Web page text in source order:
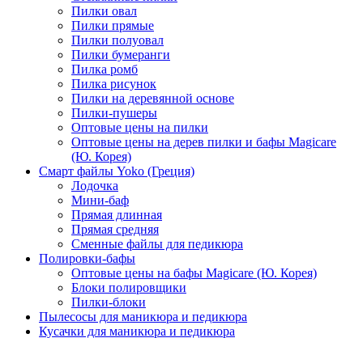
Пилки овал
Пилки прямые
Пилки полуовал
Пилки бумеранги
Пилка ромб
Пилка рисунок
Пилки на деревянной основе
Пилки-пушеры
Оптовые цены на пилки
Оптовые цены на дерев пилки и бафы Magicare
(Ю. Корея)
Смарт файлы Yoko (Греция)
Лодочка
Мини-баф
Прямая длинная
Прямая средняя
Сменные файлы для педикюра
Полировки-бафы
Оптовые цены на бафы Magicare (Ю. Корея)
Блоки полировщики
Пилки-блоки
Пылесосы для маникюра и педикюра
Кусачки для маникюра и педикюра